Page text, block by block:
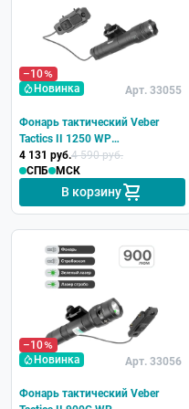
–10
Новинка
Арт. 33055
Фонарь тактический Veber
Tactics II 1250 WP
подствольный
4 131 руб.4 590 руб.
СПБ
МСК
В корзину
–10
Новинка
Арт. 33056
Фонарь тактический Veber